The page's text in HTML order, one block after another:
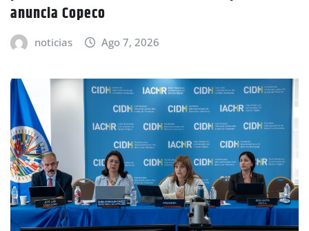
anuncia Copeco
noticias Ago 7, 2026